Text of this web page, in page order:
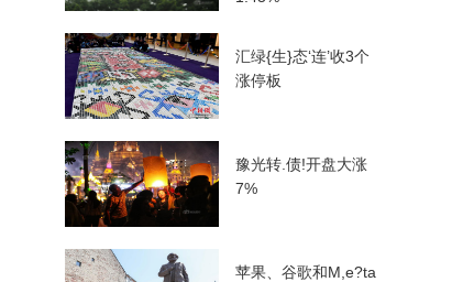
汇绿{生}态‘连’收3个
涨停板
豫光转.债!开盘大涨
7%
苹果、谷歌和M,e?ta